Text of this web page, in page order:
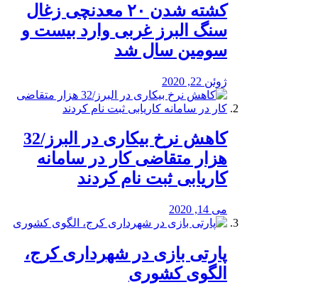
کشته شدن ۲۰ معدنچی زغال
سنگ البرز غربی وارد بیست و
سومین سال شد
ژوئن 22, 2020
کاهش نرخ بیکاری در البرز/32
هزار متقاضی کار در سامانه
کاریابی ثبت نام کردند
می 14, 2020
پارتی بازی در شهرداری کرج،
الگوی کشوری